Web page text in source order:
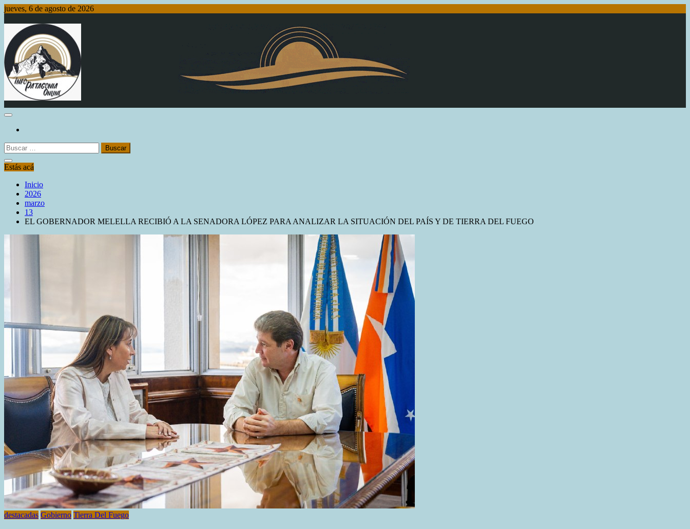
Saltar
contenido
jueves, 6 de agosto de 2026
Info Patagonia Online
Buscar:
Estás acá
Inicio
2026
marzo
13
EL GOBERNADOR MELELLA RECIBIÓ A LA SENADORA LÓPEZ PARA ANALIZAR LA SITUACIÓN DEL PAÍS Y DE TIERRA DEL FUEGO
destacadas Gobierno Tierra Del Fuego